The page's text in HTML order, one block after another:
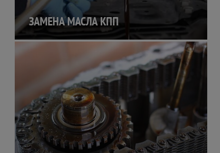
ЗАМЕНА МАСЛА КПП